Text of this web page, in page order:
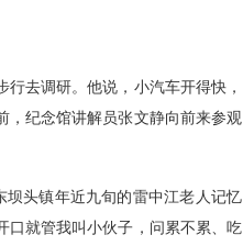
去调研。他说，小汽车开得快，
，纪念馆讲解员张文静向前来参观
头镇年近九旬的雷中江老人记忆
口就管我叫小伙子，问累不累、吃